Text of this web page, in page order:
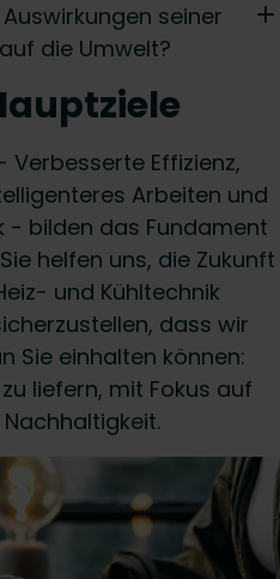
seiner
die Umwelt?
Verbesserte Effizienz,
Arbeiten und
- bilden das Fundament
helfen uns, die Zukunft
und Kühltechnik
dass wir
Sie einhalten können:
liefern, mit Fokus auf